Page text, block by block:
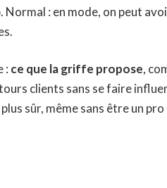
Normal : en mode, on peut
: ce que la griffe propose,
clients sans se faire
sûr, même sans être un